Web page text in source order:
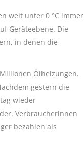
weit unter 0 °C immer
Geräteebene. Die
in denen die
Ölheizungen.
gestern die
wieder
Verbraucherinnen
bezahlen als